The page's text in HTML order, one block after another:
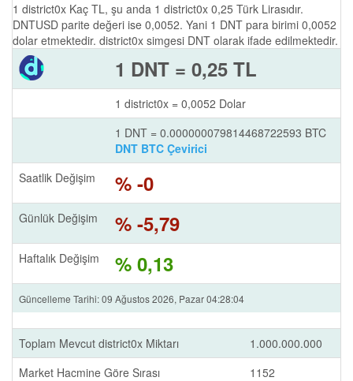
1 district0x Kaç TL, şu anda 1 district0x 0,25 Türk Lirasıdır.
DNTUSD parite değeri ise 0,0052. Yani 1 DNT para birimi 0,0052
dolar etmektedir. district0x simgesi DNT olarak ifade edilmektedir.
1 DNT = 0,25 TL
1 district0x = 0,0052 Dolar
1 DNT = 0.000000079814468722593 BTC
DNT BTC Çevirici
Saatlik Değişim
% -0
Günlük Değişim % -5,79
Haftalık Değişim % 0,13
Güncelleme Tarihi: 09 Ağustos 2026, Pazar 04:28:04
Toplam Mevcut district0x Miktarı
1.000.000.000
Market Hacmine Göre Sırası
1152